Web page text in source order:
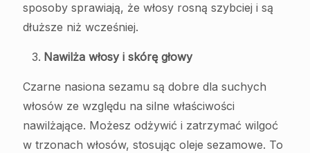
sposoby sprawiają, że włosy rosną szybciej i są
dłuższe niż wcześniej.
Nawilża włosy i skórę głowy
Czarne nasiona sezamu są dobre dla suchych
włosów ze względu na silne właściwości
nawilżające. Możesz odżywić i zatrzymać wilgoć
w trzonach włosów, stosując oleje sezamowe. To